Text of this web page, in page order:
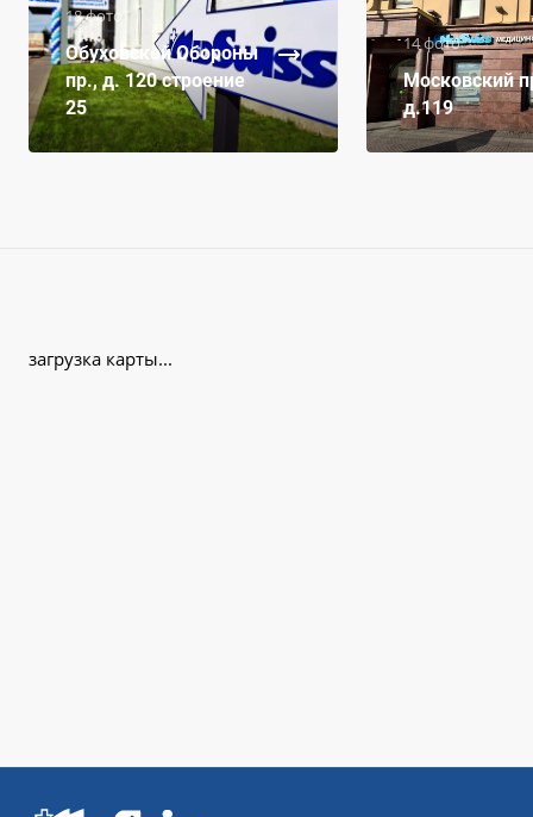
18 фото
Обуховской Обороны
пр., д. 120 строение
25
14 фото
Московский
д.119
загрузка карты...